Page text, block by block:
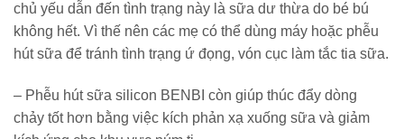
chủ yếu dẫn đến tình trạng này là sữa dư thừa do bé bú
không hết. Vì thế nên các mẹ có thể dùng máy hoặc phễu
hút sữa để tránh tình trạng ứ đọng, vón cục làm tắc tia sữa.
– Phễu hút sữa silicon BENBI còn giúp thúc đẩy dòng
chảy tốt hơn bằng việc kích phản xạ xuống sữa và giảm